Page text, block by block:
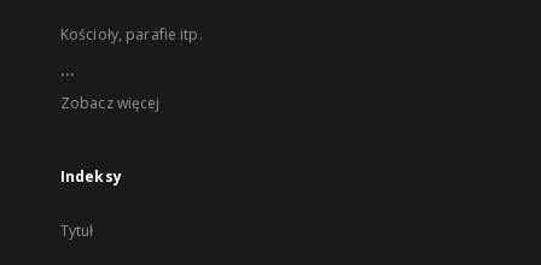
Kościoły, parafie itp.
...
Zobacz więcej
Indeksy
Tytuł